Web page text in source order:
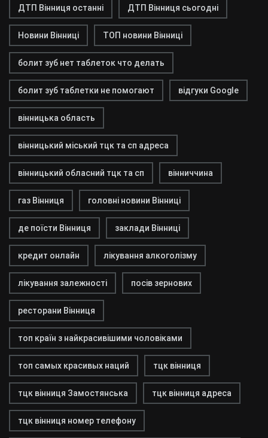
ДТП Вінниця останні ДТП Вінниця сьогодні
Новини Вінниці ТОП новини Вінниці
болит зуб нет таблеток что делать
болит зуб таблетки не помогают відгуки Google
вінницька область
вінницький міський тцк та сп адреса
вінницький обласний тцк та сп вінниччина
газ Вінниця головні новини Вінниці
де поїсти Вінниця заклади Вінниці
кредит онлайн лікування алкоголізму
лікування залежності посів зернових
ресторани Вінниця
топ країн з найкрасивішими чоловіками
топ самых красивых наций тцк вінниця
тцк вінниця Замостянська тцк вінниця адреса
тцк вінниця номер телефону